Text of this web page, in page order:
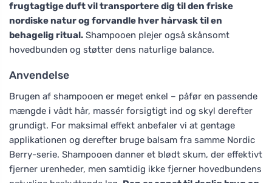
frugtagtige duft vil transportere dig til den friske
nordiske natur og forvandle hver hårvask til en
behagelig ritual. Shampooen plejer også skånsomt
hovedbunden og støtter dens naturlige balance.
Anvendelse
Brugen af shampooen er meget enkel – påfør en passende
mængde i vådt hår, massér forsigtigt ind og skyl derefter
grundigt. For maksimal effekt anbefaler vi at gentage
applikationen og derefter bruge balsam fra samme Nordic
Berry-serie. Shampooen danner et blødt skum, der effektivt
fjerner urenheder, men samtidig ikke fjerner hovedbundens